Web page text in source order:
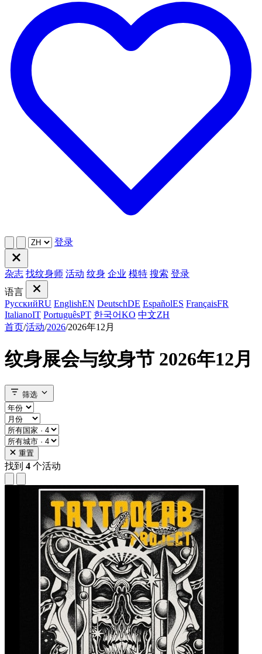
登录
杂志 找纹身师 活动 纹身 企业 模特 搜索 登录
语言
РусскийRU EnglishEN DeutschDE EspañolES FrançaisFR
ItalianoIT PortuguêsPT 한국어KO 中文ZH
首页/活动/2026/2026年12月
纹身展会与纹身节 2026年12月
筛选
重置
找到 4 个活动